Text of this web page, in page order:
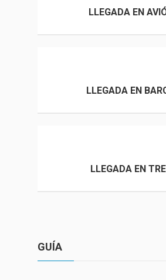
LLEGADA EN
LLEGADA EN
LLEGADA EN
GUÍA